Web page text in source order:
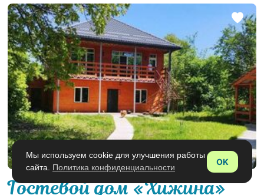
Гостевой дом «Хижина»
Мы используем cookie для улучшения работы
сайта. Политика конфиденциальности
OK